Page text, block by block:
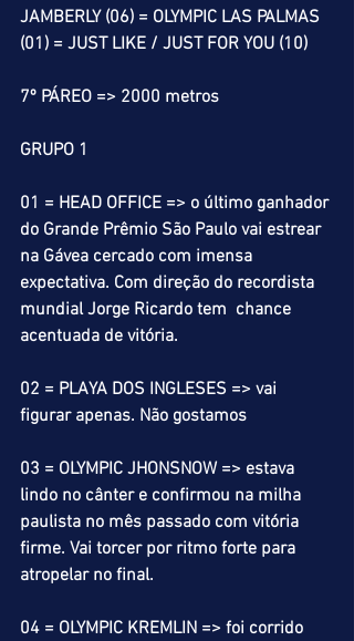
JAMBERLY (06) = OLYMPIC LAS PALMAS
(01) = JUST LIKE / JUST FOR YOU (10)
7º PÁREO => 2000 metros
GRUPO 1
01 = HEAD OFFICE => o último ganhador
do Grande Prêmio São Paulo vai estrear
na Gávea cercado com imensa
expectativa. Com direção do recordista
mundial Jorge Ricardo tem  chance
acentuada de vitória.
02 = PLAYA DOS INGLESES => vai
figurar apenas. Não gostamos
03 = OLYMPIC JHONSNOW => estava
lindo no cânter e confirmou na milha
paulista no mês passado com vitória
firme. Vai torcer por ritmo forte para
atropelar no final.
04 = OLYMPIC KREMLIN => foi corrido